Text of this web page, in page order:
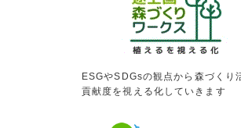
ESGやSDGsの観点から森づくり
貢献度を視える化していきます